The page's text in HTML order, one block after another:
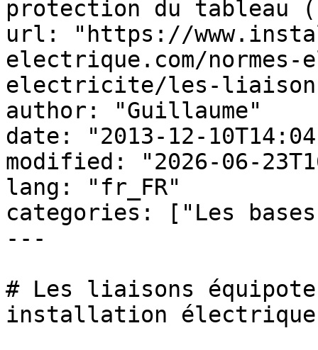
protection du tableau
url: "https://
electrique.com/
electricite/les-
author: "Guillaume"
date: "2013-12-
modified: "2026-06-
lang: "fr_FR"
categories: ["Les
---
# Les liaisons
installation électrique